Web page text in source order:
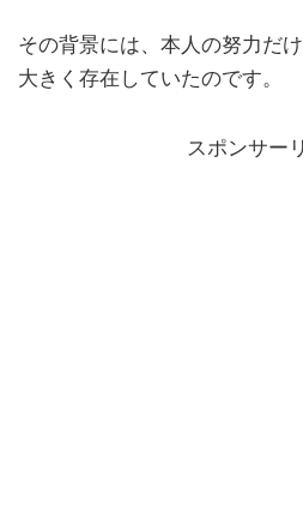
その背景には、本人の努力だ
大きく存在していたのです。
スポンサー